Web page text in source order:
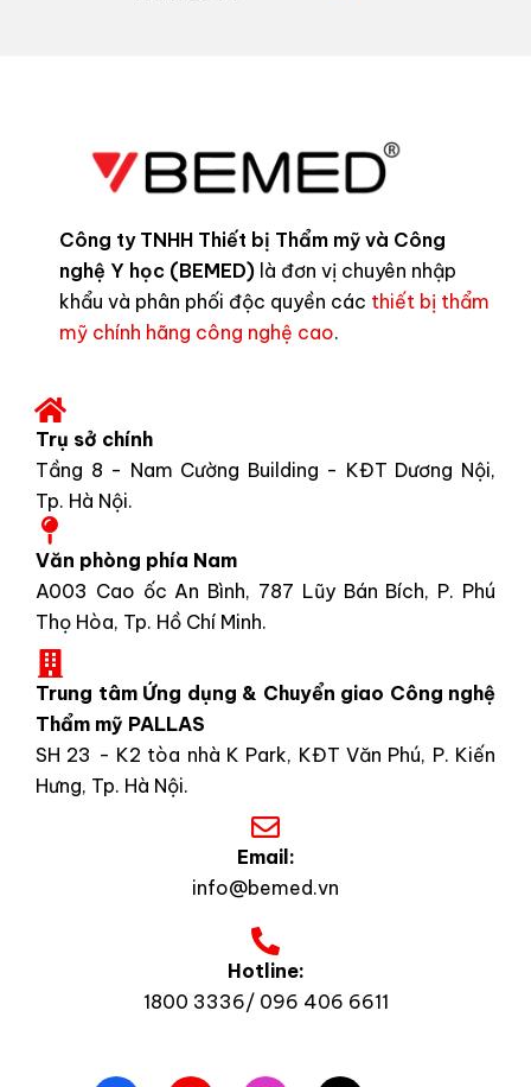
Công ty TNHH Thiết bị Thẩm mỹ và Công
nghệ Y học (BEMED) là đơn vị chuyên nhập
khẩu và phân phối độc quyền các thiết bị thẩm
mỹ chính hãng công nghệ cao.
Trụ sở chính
Tầng 8 - Nam Cường Building - KĐT Dương Nội,
Tp. Hà Nội.
Văn phòng phía Nam
A003 Cao ốc An Bình, 787 Lũy Bán Bích, P. Phú
Thọ Hòa, Tp. Hồ Chí Minh.
Trung tâm Ứng dụng & Chuyển giao Công nghệ
Thẩm mỹ PALLAS
SH 23 - K2 tòa nhà K Park, KĐT Văn Phú, P. Kiến
Hưng, Tp. Hà Nội.
Email:
info@bemed.vn
Hotline:
1800 3336/ 096 406 6611